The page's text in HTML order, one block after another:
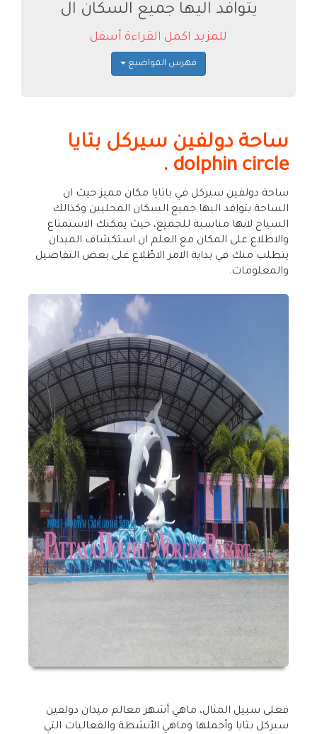
يتوافد اليها جميع السكان ال
للمزيد اكمل القراءة أسفل
فهرس المواضيع
ساحة دولفين سيركل بتايا
dolphin circle .
ساحة دولفين سيركل في باتايا مكان مميز حيث ان
الساحة يتوافد اليها جميع السكان المحليين وكذالك
السياح لانها مناسبة للجميع، حيث يمكنك الاستمتاع
والاطلاع على المكان مع العلم ان استكشاف الميدان
يتطلب منك في بداية الامر الاطّلاع على بعض التفاصيل
والمعلومات.
فعلى سبيل المثال، ماهي أشهر معالم ميدان دولفين
سيركل بتايا وأجملها وماهي الأنشطة والفعاليات التي